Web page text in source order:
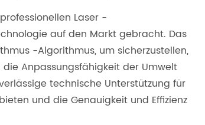
Laser -
auf den Markt gebracht. Das
-Algorithmus, um sicherzustellen,
Anpassungsfähigkeit der Umwelt
technische Unterstützung für
und die Genauigkeit und Effizienz